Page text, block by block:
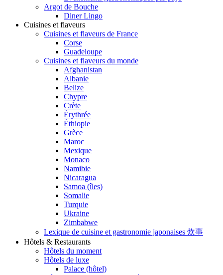
Argot de Bouche
Diner Lingo
Cuisines et flaveurs
Cuisines et flaveurs de France
Corse
Guadeloupe
Cuisines et flaveurs du monde
Afghanistan
Albanie
Belize
Chypre
Crète
Érythrée
Éthiopie
Grèce
Maroc
Mexique
Monaco
Namibie
Nicaragua
Samoa (îles)
Somalie
Turquie
Ukraine
Zimbabwe
Lexique de cuisine et gastronomie japonaises 炊事
Hôtels & Restaurants
Hôtels du moment
Hôtels de luxe
Palace (hôtel)